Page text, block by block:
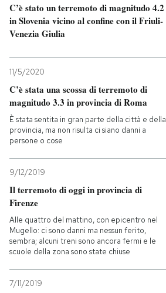
I MIEI PREFERITI
CALENDARIO
AREA PERSONALE
Entra
C’è stato un terremoto di magnitudo 4.2
in Slovenia vicino al confine con il Friuli-
Venezia Giulia
11/5/2020
C’è stata una scossa di terremoto di
magnitudo 3.3 in provincia di Roma
È stata sentita in gran parte della città e della
provincia, ma non risulta ci siano danni a
persone o cose
9/12/2019
Il terremoto di oggi in provincia di
Firenze
Alle quattro del mattino, con epicentro nel
Mugello: ci sono danni ma nessun ferito,
sembra; alcuni treni sono ancora fermi e le
scuole della zona sono state chiuse
7/11/2019